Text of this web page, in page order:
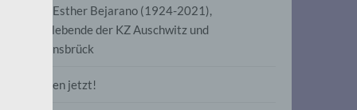
nach Esther Bejarano (1924-2021),
Überlebende der KZ Auschwitz und
Ravensbrück
Frieden jetzt!